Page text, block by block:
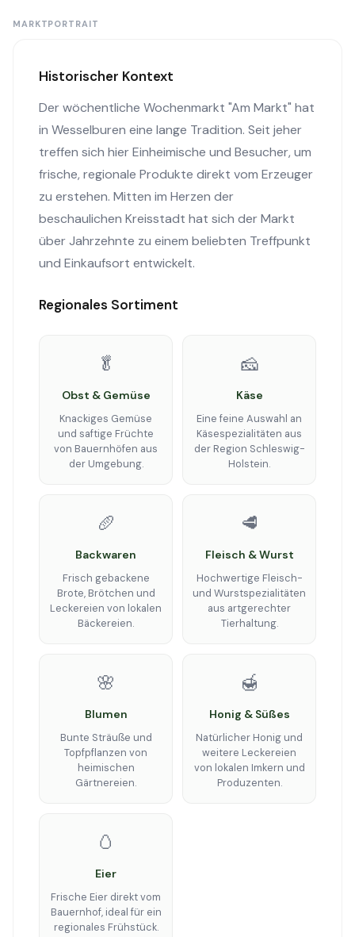
MARKTPORTRAIT
Historischer Kontext
Der wöchentliche Wochenmarkt "Am Markt" hat
in Wesselburen eine lange Tradition. Seit jeher
treffen sich hier Einheimische und Besucher, um
frische, regionale Produkte direkt vom Erzeuger
zu erstehen. Mitten im Herzen der
beschaulichen Kreisstadt hat sich der Markt
über Jahrzehnte zu einem beliebten Treffpunkt
und Einkaufsort entwickelt.
Regionales Sortiment
🥬
Obst & Gemüse
Knackiges Gemüse
und saftige Früchte
von Bauernhöfen aus
der Umgebung.
🧀
Käse
Eine feine Auswahl an
Käsespezialitäten aus
der Region Schleswig-
Holstein.
🥖
Backwaren
Frisch gebackene
Brote, Brötchen und
Leckereien von lokalen
Bäckereien.
🥩
Fleisch & Wurst
Hochwertige Fleisch-
und Wurstspezialitäten
aus artgerechter
Tierhaltung.
🌸
Blumen
Bunte Sträuße und
Topfpflanzen von
heimischen
Gärtnereien.
🍯
Honig & Süßes
Natürlicher Honig und
weitere Leckereien
von lokalen Imkern und
Produzenten.
🥚
Eier
Frische Eier direkt vom
Bauernhof, ideal für ein
regionales Frühstück.